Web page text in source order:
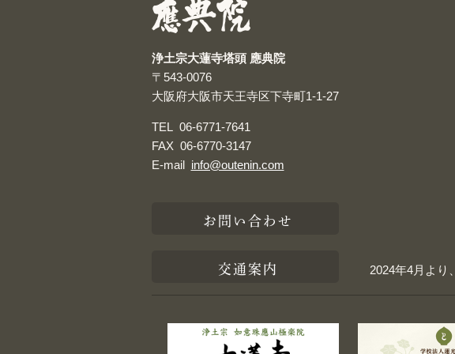
浄土宗大蓮寺塔頭 應典院
〒543-0076
大阪府大阪市天王寺区下寺町1-1-27
TEL 06-6771-7641
FAX 06-6770-3147
E-mail info@outenin.com
お問い合わせ
交通案内 2024年4月より、